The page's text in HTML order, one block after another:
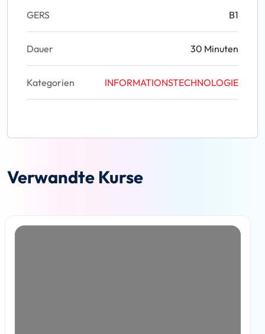
GERS B1
Dauer 30 Minuten
Kategorien INFORMATIONSTECHNOLOGIE
Verwandte Kurse